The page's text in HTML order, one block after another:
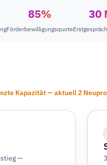
85%
Förderbewilligungsquote
30
Kapazität — aktuell 2
—